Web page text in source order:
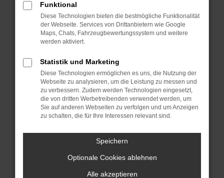
Starte dein Gerät neu.
Das kann manchmal helfen, vorübergehende
Probleme zu beheben.
Betriebssystem auf dem neuesten Stand
sind.
Veraltete Software birgt nicht nur ein
Sicherheitsrisiko, sondern kann auch dazu
führen, dass bestimmte Funktionen nicht mehr
unterstützt werden.
Wende dich an den Webseitenbetreiber.
Wenn du alle oben genannten Schritte versucht
hast, kontaktiere uns bitte. Wir werden
versuchen, das Problem zu beheben. Du kannst
uns diesen Text schicken, um uns bei der
Funktional
Diese Technologien bieten die bestmögliche Funktionalität
der Webseite. Services von Drittanbietern wie Google
Maps, Chats, Fahrzeugbewertungssystem und weitere
werden aktiviert.
Statistik und Marketing
Diese Technologien ermöglichen es uns, die Nutzung der
Webseite zu analysieren, um die Leistung zu messen und
zu verbessern. Zudem werden Technologien eingesetzt,
die von dritten Werbetreibenden verwendet werden, um
Sie auf anderen Webseiten zu verfolgen und um Anzeigen
zu schalten, die für Ihre Interessen relevant sind.
Speichern
Optionale Cookies ablehnen
Alle akzeptieren